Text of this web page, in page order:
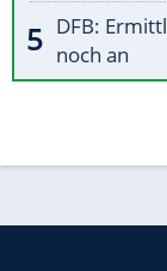
DFB:
noch an